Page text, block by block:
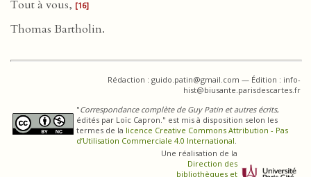
Tout à vous, [16]
Thomas Bartholin.
Rédaction : guido.patin@gmail.com — Édition : info-
hist@biusante.parisdescartes.fr
"Correspondance complète de Guy Patin et autres écrits,
édités par Loïc Capron." est mis à disposition selon les
termes de la licence Creative Commons Attribution - Pas
d’Utilisation Commerciale 4.0 International.
Une réalisation de la
Direction des
bibliothèques et